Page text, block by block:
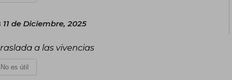
11 de Diciembre, 2025
a las vivencias
No es útil